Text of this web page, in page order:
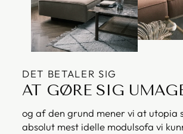
DET BETALER SIG
AT GØRE SIG
og af den grund mener vi at utopia
absolut mest idelle modulsofa vi